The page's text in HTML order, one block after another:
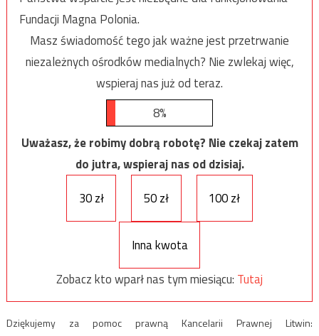
Fundacji Magna Polonia.
Masz świadomość tego jak ważne jest przetrwanie
niezależnych ośrodków medialnych? Nie zwlekaj więc,
wspieraj nas już od teraz.
8%
Uważasz, że robimy dobrą robotę? Nie czekaj zatem
do jutra, wspieraj nas od dzisiaj.
30 zł
50 zł 100 zł
Inna kwota
Zobacz kto wparł nas tym miesiącu: Tutaj
Dziękujemy za pomoc prawną Kancelarii Prawnej Litwin: